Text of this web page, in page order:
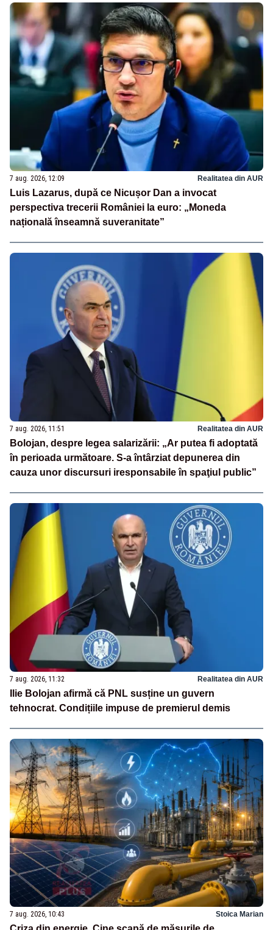
7 aug. 2026, 12:09 Realitatea din AUR
Luis Lazarus, după ce Nicușor Dan a invocat
perspectiva trecerii României la euro: „Moneda
națională înseamnă suveranitate”
7 aug. 2026, 11:51 Realitatea din AUR
Bolojan, despre legea salarizării: „Ar putea fi adoptată
în perioada următoare. S-a întârziat depunerea din
cauza unor discursuri iresponsabile în spaţiul public”
7 aug. 2026, 11:32 Realitatea din AUR
Ilie Bolojan afirmă că PNL susține un guvern
tehnocrat. Condițiile impuse de premierul demis
7 aug. 2026, 10:43 Stoica Marian